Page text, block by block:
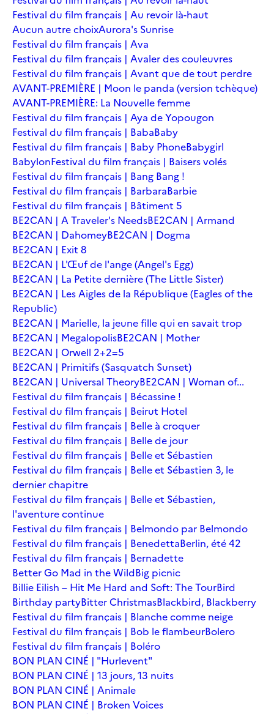
Festival du film français | Au revoir là-haut
Aucun autre choixAurora's Sunrise
Festival du film français | Ava
Festival du film français | Avaler des couleuvres
Festival du film français | Avant que de tout perdre
AVANT-PREMIÈRE | Moon le panda (version tchèque)
AVANT-PREMIÈRE: La Nouvelle femme
Festival du film français | Aya de Yopougon
Festival du film français | BabaBaby
Festival du film français | Baby PhoneBabygirl
BabylonFestival du film français | Baisers volés
Festival du film français | Bang Bang !
Festival du film français | BarbaraBarbie
Festival du film français | Bâtiment 5
BE2CAN | A Traveler's NeedsBE2CAN | Armand
BE2CAN | DahomeyBE2CAN | Dogma
BE2CAN | Exit 8
BE2CAN | L'Œuf de l'ange (Angel's Egg)
BE2CAN | La Petite dernière (The Little Sister)
BE2CAN | Les Aigles de la République (Eagles of the
Republic)
BE2CAN | Marielle, la jeune fille qui en savait trop
BE2CAN | MegalopolisBE2CAN | Mother
BE2CAN | Orwell 2+2=5
BE2CAN | Primitifs (Sasquatch Sunset)
BE2CAN | Universal TheoryBE2CAN | Woman of...
Festival du film français | Bécassine !
Festival du film français | Beirut Hotel
Festival du film français | Belle à croquer
Festival du film français | Belle de jour
Festival du film français | Belle et Sébastien
Festival du film français | Belle et Sébastien 3, le
dernier chapitre
Festival du film français | Belle et Sébastien,
l'aventure continue
Festival du film français | Belmondo par Belmondo
Festival du film français | BenedettaBerlin, été 42
Festival du film français | Bernadette
Better Go Mad in the WildBig picnic
Billie Eilish – Hit Me Hard and Soft: The TourBird
Birthday partyBitter ChristmasBlackbird, Blackberry
Festival du film français | Blanche comme neige
Festival du film français | Bob le flambeurBolero
Festival du film français | Boléro
BON PLAN CINÉ | "Hurlevent"
BON PLAN CINÉ | 13 jours, 13 nuits
BON PLAN CINÉ | Animale
BON PLAN CINÉ | Broken Voices